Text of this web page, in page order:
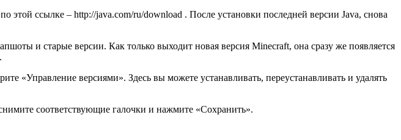
этой ссылке – http://java.com/ru/download . После установки последней версии Java, снова
и старые версии. Как только выходит новая версия Minecraft, она сразу же появляется
«Управление версиями». Здесь вы можете устанавливать, переустанавливать и удалять
соответствующие галочки и нажмите «Сохранить».